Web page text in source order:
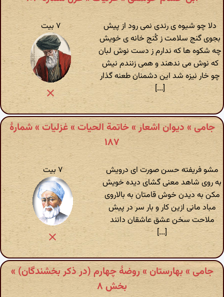
دلا چو شیوه ی رندی نمی رود از پیش
بجوی گنج سلامت ز کُنج خانه ی خویش
چه شکوه ها که ندارم ز دست نوش لبان
که نوش می ندهند و همی زنندم نیش
چو خار نیزه شد این دشمنان طعنه گذار
[...]
۷ بیت
جامی » دیوان اشعار » خاتمة الحیات » غزلیات » شمارهٔ
۱۸۷
مشو فریفته حسن صورت ای درویش
به روی شاهد معنی گشای دیده خویش
مکن به دیدن خوش قامتان به بالاروی
مباد مانی ازین کار و بار سر در پیش
ملاحت سخن عشق عاشقان دانند
[...]
۷ بیت
جامی » بهارستان » روضهٔ چهارم (در ذکر بخشندگان) »
بخش ۸